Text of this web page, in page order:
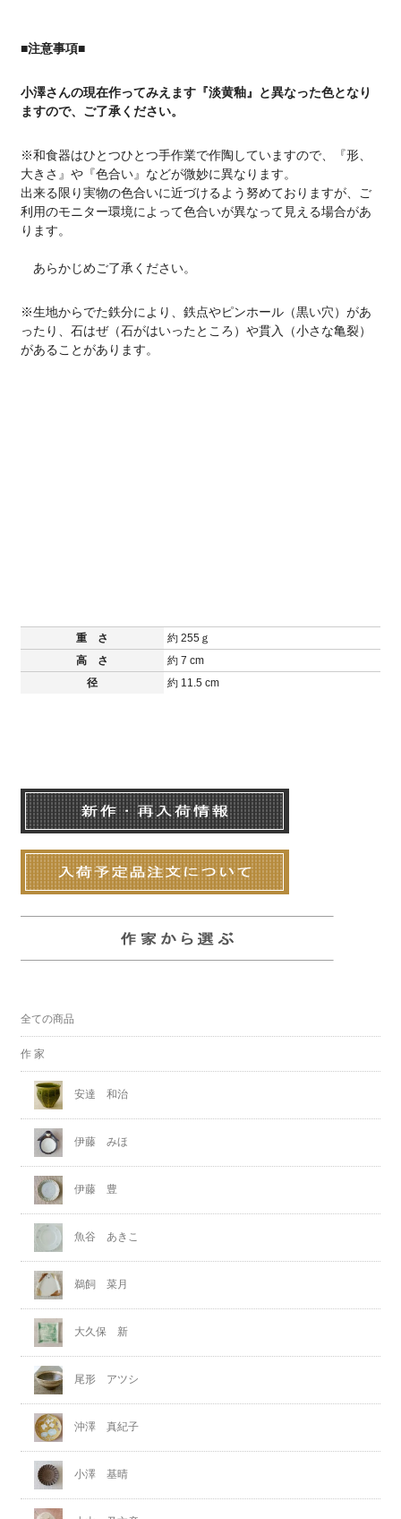
■注意事項■
小澤さんの現在作ってみえます『淡黄釉』と異なった色となり
ますので、ご了承ください。
※和食器はひとつひとつ手作業で作陶していますので、『形、
大きさ』や『色合い』などが微妙に異なります。
出来る限り実物の色合いに近づけるよう努めておりますが、ご
利用のモニター環境によって色合いが異なって見える場合があ
ります。
あらかじめご了承ください。
※生地からでた鉄分により、鉄点やピンホール（黒い穴）があ
ったり、石はぜ（石がはいったところ）や貫入（小さな亀裂）
があることがあります。
重 さ
約 255ｇ
高 さ
約 7 cm
径
約 11.5 cm
全ての商品
作 家
安達 和治
伊藤 みほ
伊藤 豊
魚谷 あきこ
鵜飼 菜月
大久保 新
尾形 アツシ
沖澤 真紀子
小澤 基晴